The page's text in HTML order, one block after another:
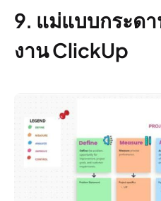
9. แม่แบบกระด
งาน ClickUp